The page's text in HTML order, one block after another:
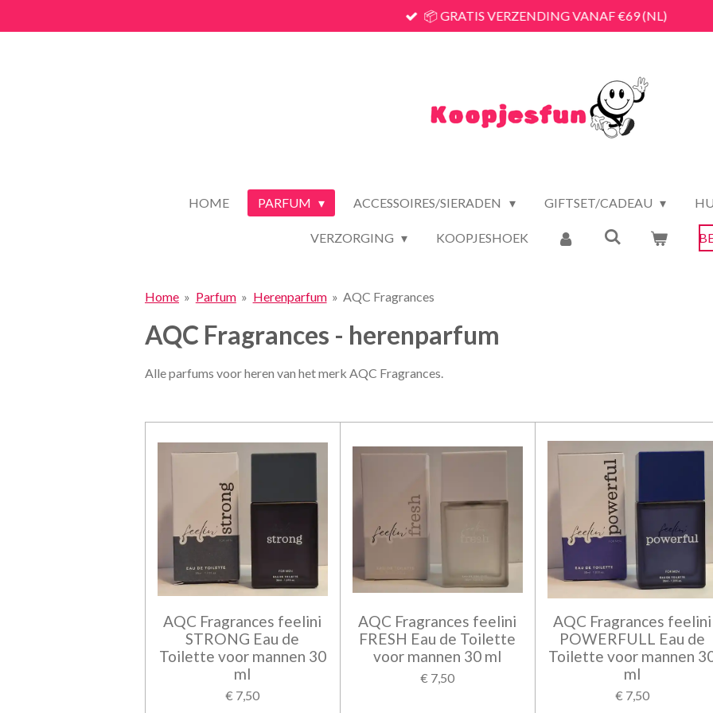
direct
📦 GRATIS VERZENDING VANAF €69 (NL)
HOME PARFUM ACCESSOIRES/SIERADEN GIFTSET/CADEAU
VERZORGING KOOPJESHOEK
Home » Parfum » Herenparfum » AQC Fragrances
AQC Fragrances - herenparfum
Alle parfums voor heren van het merk AQC Fragrances.
AQC Fragrances feelini
STRONG Eau de
Toilette voor mannen 30
ml
€ 7,50
AQC Fragrances feelini
FRESH Eau de Toilette
voor mannen 30 ml
€ 7,50
AQC Fragrances feelini
POWERFULL Eau de
Toilette voor mannen
ml
€ 7,50